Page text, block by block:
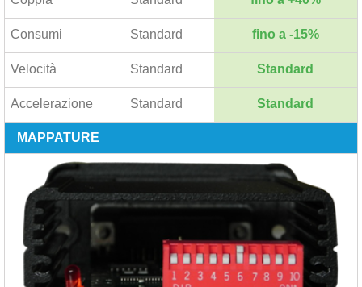
Consumi Standard fino a -15%
Velocità Standard Standard
Accelerazione Standard Standard
MAPPATURE